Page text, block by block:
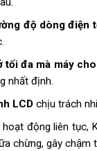
độ dòng điện
tối đa mà máy
nhất định.
LCDchịu trách
hoạt động liên tục,
chừng, gây chậm